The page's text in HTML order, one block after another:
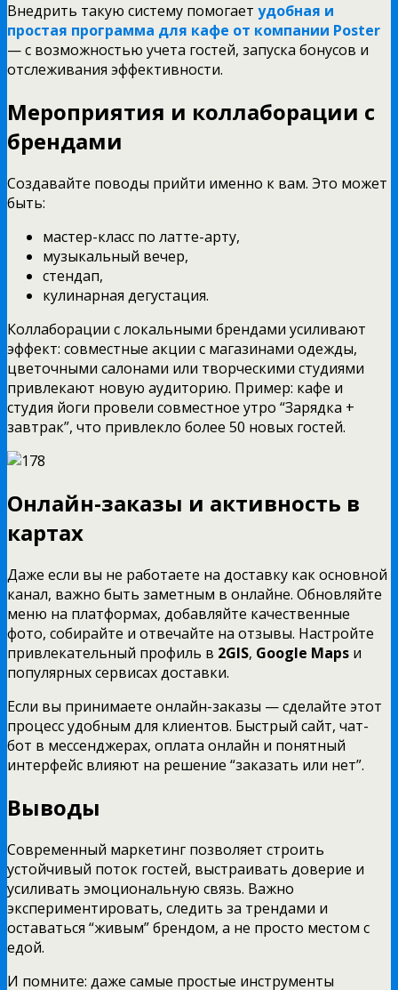
Внедрить такую систему помогает удобная и
простая программа для кафе от компании Poster
— с возможностью учета гостей, запуска бонусов и
отслеживания эффективности.
Мероприятия и коллаборации с
брендами
Создавайте поводы прийти именно к вам. Это может
быть:
мастер-класс по латте-арту,
музыкальный вечер,
стендап,
кулинарная дегустация.
Коллаборации с локальными брендами усиливают
эффект: совместные акции с магазинами одежды,
цветочными салонами или творческими студиями
привлекают новую аудиторию. Пример: кафе и
студия йоги провели совместное утро “Зарядка +
завтрак”, что привлекло более 50 новых гостей.
Онлайн-заказы и активность в
картах
Даже если вы не работаете на доставку как основной
канал, важно быть заметным в онлайне. Обновляйте
меню на платформах, добавляйте качественные
фото, собирайте и отвечайте на отзывы. Настройте
привлекательный профиль в 2GIS, Google Maps и
популярных сервисах доставки.
Если вы принимаете онлайн-заказы — сделайте этот
процесс удобным для клиентов. Быстрый сайт, чат-
бот в мессенджерах, оплата онлайн и понятный
интерфейс влияют на решение “заказать или нет”.
Выводы
Современный маркетинг позволяет строить
устойчивый поток гостей, выстраивать доверие и
усиливать эмоциональную связь. Важно
экспериментировать, следить за трендами и
оставаться “живым” брендом, а не просто местом с
едой.
И помните: даже самые простые инструменты